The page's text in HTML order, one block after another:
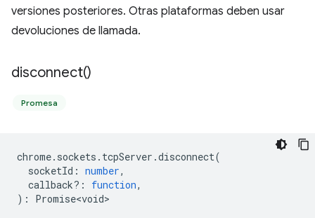
versiones posteriores. Otras plataformas deben usar
devoluciones de llamada.
disconnect()
Promesa
chrome. sockets . tcpServer .disconnect(
socketId : number,
callback? : function,
) : Promise<void>